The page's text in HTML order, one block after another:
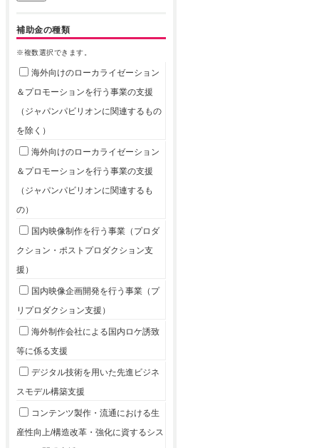
補助金の種類
※複数選択できます。
海外向けのローカライゼーション
＆プロモーションを行う事業の支援
（ジャパンパビリオンに関連するもの
を除く）
海外向けのローカライゼーション
＆プロモーションを行う事業の支援
（ジャパンパビリオンに関連するも
の）
国内映像制作を行う事業（プロダ
クション・ポストプロダクション支
援）
国内映像企画開発を行う事業（プ
リプロダクション支援）
海外制作会社による国内ロケ誘致
等に係る支援
デジタル技術を用いた先進ビジネ
スモデル構築支援
コンテンツ製作・流通における生
産性向上/構造改革・強化に資するシス